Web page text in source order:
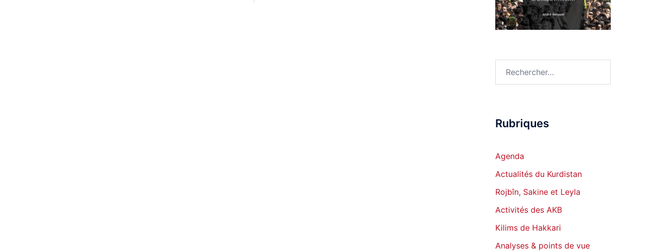
Rubriques
Agenda
Actualités du Kurdistan
Rojbîn, Sakine et Leyla
Activités des AKB
Kilims de Hakkari
Analyses & points de vue